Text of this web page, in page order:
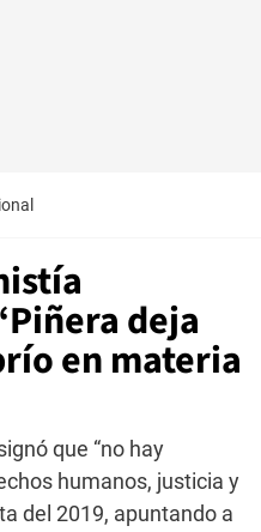
deja
en materia
que “no hay
humanos, justicia y
del 2019, apuntando a